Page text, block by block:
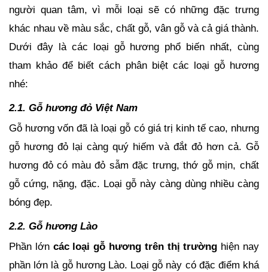
người quan tâm, vì mỗi loại sẽ có những đặc trưng
khác nhau về màu sắc, chất gỗ, vân gỗ và cả giá thành.
Dưới đây là các loại gỗ hương phổ biến nhất, cùng
tham khảo để biết cách phân biệt các loại gỗ hương
nhé:
2.1. Gỗ hương đỏ Việt Nam
Gỗ hương vốn đã là loại gỗ có giá trị kinh tế cao, nhưng
gỗ hương đỏ lại càng quý hiếm và đắt đỏ hơn cả. Gỗ
hương đỏ có màu đỏ sẫm đặc trưng, thớ gỗ mịn, chất
gỗ cứng, nặng, đặc. Loại gỗ này càng dùng nhiều càng
bóng đẹp.
2.2. Gỗ hương Lào
Phần lớn các loại gỗ hương trên thị trường hiện nay
phần lớn là gỗ hương Lào. Loại gỗ này có đặc điểm khá